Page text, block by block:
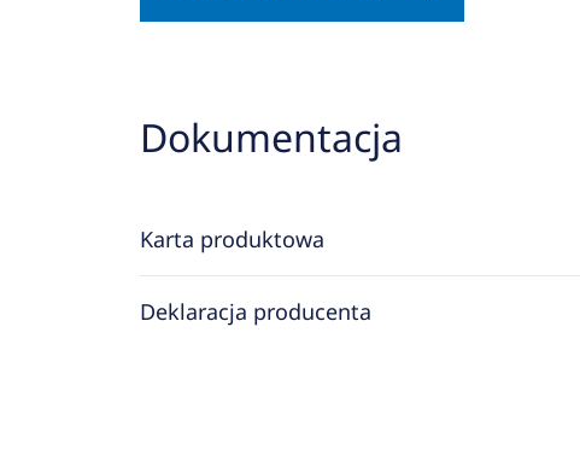
Dokumentacja
Karta produktowa
Deklaracja producenta